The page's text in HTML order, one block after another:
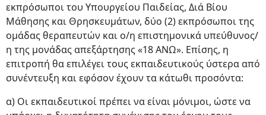
εκπρόσωποι του Υπουργείου Παιδείας, Διά Βίου
Μάθησης και Θρησκευμάτων, δύο (2) εκπρόσωποι της
ομάδας θεραπευτών και ο/η επιστημονικά υπεύθυνος/
η της μονάδας απεξάρτησης «18 ΑΝΩ». Επίσης, η
επιτροπή θα επιλέγει τους εκπαιδευτικούς ύστερα από
συνέντευξη και εφόσον έχουν τα κάτωθι προσόντα:
α) Οι εκπαιδευτικοί πρέπει να είναι μόνιμοι, ώστε να